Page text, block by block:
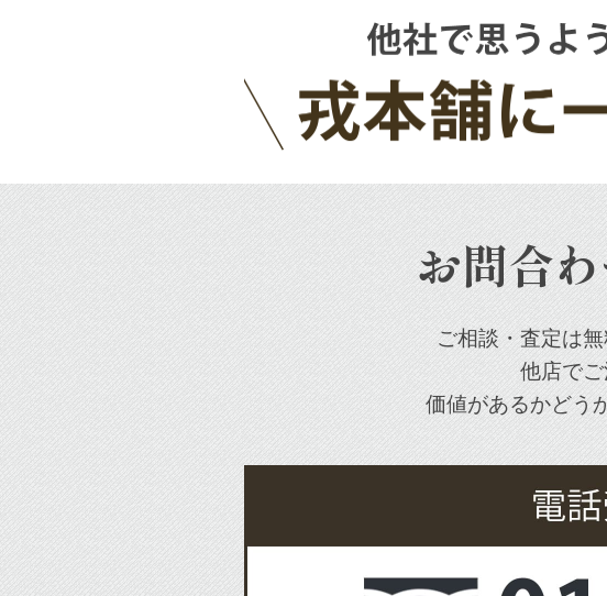
お問合
ご相談・査定は
他店で
価値があるかどう